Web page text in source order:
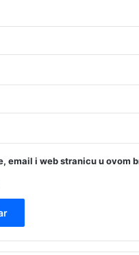
email i web stranicu u ovom